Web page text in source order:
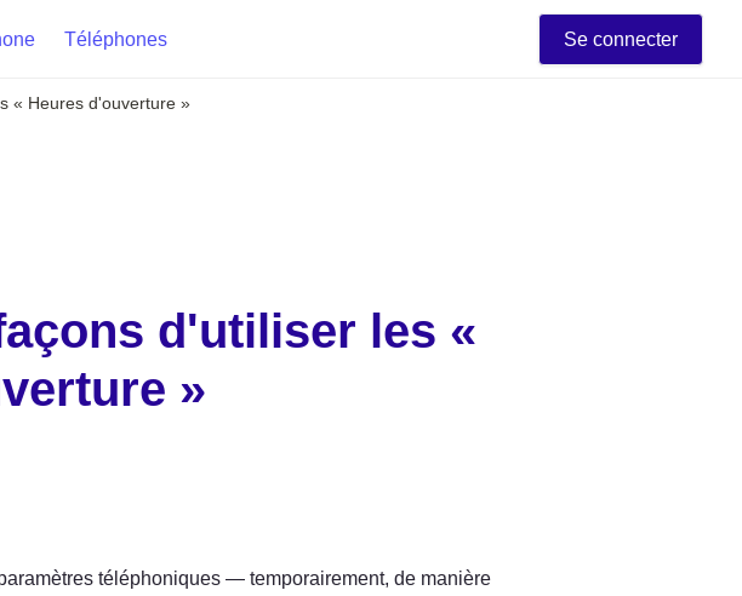
Téléphones Se connecter
« Heures d'ouverture »
d'utiliser les «
»
téléphoniques — temporairement, de manière